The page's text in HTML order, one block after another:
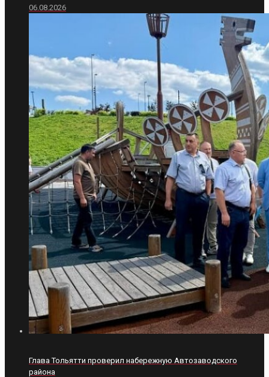
06.08.2026
Глава Тольятти проверил набережную Автозаводского
района